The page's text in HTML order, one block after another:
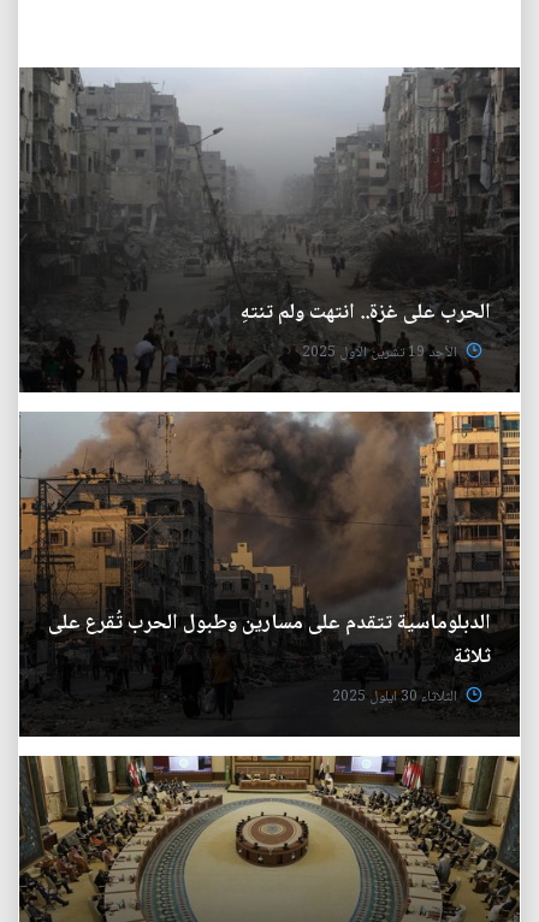
الحرب على غزة.. انتهت ولم تنتهِ
الأحد 19 تشرين الاول 2025
الدبلوماسية تتقدم على مسارين وطبول الحرب تُقرع على
ثلاثة
الثلاثاء 30 ايلول 2025